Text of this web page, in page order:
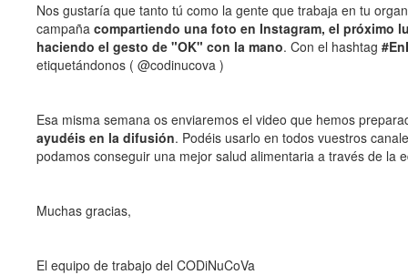
Nos gustaría que tanto tú como la gente que trabaja en tu
campaña compartiendo una foto en Instagram, el próximo
haciendo el gesto de "OK" con la mano. Con el hashtag
etiquetándonos ( @codinucova )
Esa misma semana os enviaremos el video que hemos
ayudéis en la difusión. Podéis usarlo en todos vuestros
podamos conseguir una mejor salud alimentaria a través de la
Muchas gracias,
El equipo de trabajo del CODiNuCoVa